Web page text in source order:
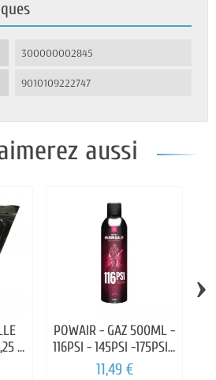
300000002845
9010109222747
aussi
-
POWAIR - GAZ 500ML -
116PSI - 145PSI -175PSI -
203PSI
11,49 €
›